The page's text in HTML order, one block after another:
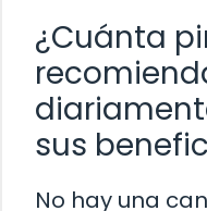
¿Cuánta
sus
No hay una